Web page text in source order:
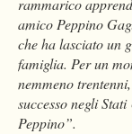
rammarico
amico Peppino
che ha lasciato un
famiglia. Per un
nemmeno
successo negli
Peppino”.